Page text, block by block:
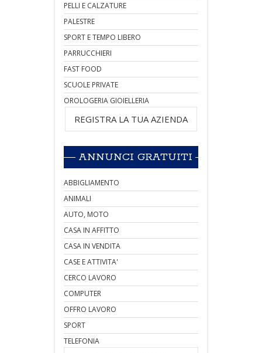
PELLI E CALZATURE
PALESTRE
SPORT E TEMPO LIBERO
PARRUCCHIERI
FAST FOOD
SCUOLE PRIVATE
OROLOGERIA GIOIELLERIA
REGISTRA LA TUA AZIENDA
ANNUNCI GRATUITI
ABBIGLIAMENTO
ANIMALI
AUTO, MOTO
CASA IN AFFITTO
CASA IN VENDITA
CASE E ATTIVITA'
CERCO LAVORO
COMPUTER
OFFRO LAVORO
SPORT
TELEFONIA